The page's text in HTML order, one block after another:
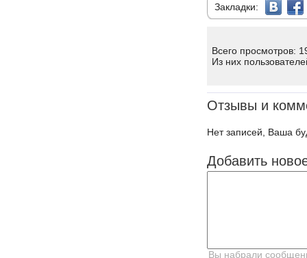
Закладки:
Всего просмотров:
Из них
Отзывы и
Нет записей, Ваша
Добавить